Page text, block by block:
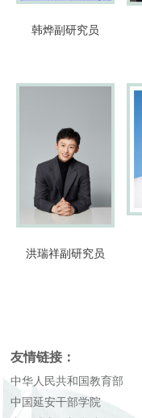
韩烨副研究员
洪瑞祥副研究员
友情链接：
中华人民共和国教育部
中国延安干部学院